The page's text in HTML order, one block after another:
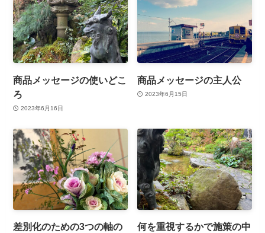
商品メッセージの使いどこ
ろ
2023年6月16日
商品メッセージの主人公
2023年6月15日
差別化のための3つの軸の
何を重視するかで施策の中